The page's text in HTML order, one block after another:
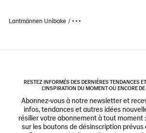
Lantmännen Unibake • • •
RESTEZ INFORMÉS DES DERNIÈRES TENDANCES
L'INSPIRATION DU MOMENT OU ENCORE DE
Abonnez-vous à notre newsletter et
infos, tendances et autres idées
résilier votre abonnement à tout moment
sur les boutons de désinscription prévus